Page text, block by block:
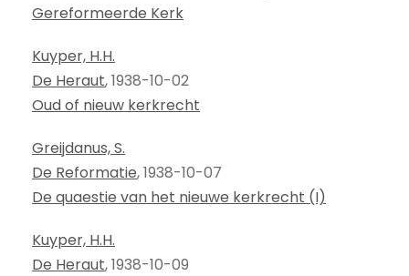
Gereformeerde Kerk
Kuyper, H.H.
De Heraut, 1938-10-02
Oud of nieuw kerkrecht
Greijdanus, S.
De Reformatie, 1938-10-07
De quaestie van het nieuwe kerkrecht (I)
Kuyper, H.H.
De Heraut, 1938-10-09